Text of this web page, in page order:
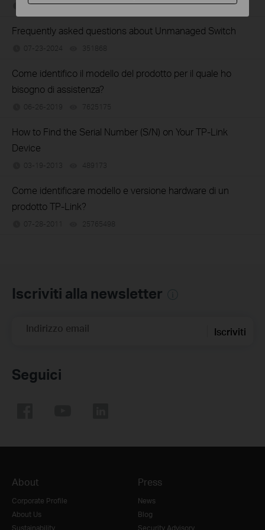
06-24-2026 184176views
Frequently asked questions about Unmanaged Switch
07-23-2024 351868
Come identifico il modello del prodotto per il quale ho
bisogno di assistenza?
06-26-2019 7625175
How to Find the Serial Number (S/N) on Your TP-Link
Device
03-19-2013 489173
Come identificare modello e versione hardware di un
prodotto TP-Link?
07-28-2011 25765498
Iscriviti alla newsletter
Indirizzo email Iscriviti
Seguici
About
Corporate Profile
About Us
Sustainability
Press
News
Blog
Security Advisory